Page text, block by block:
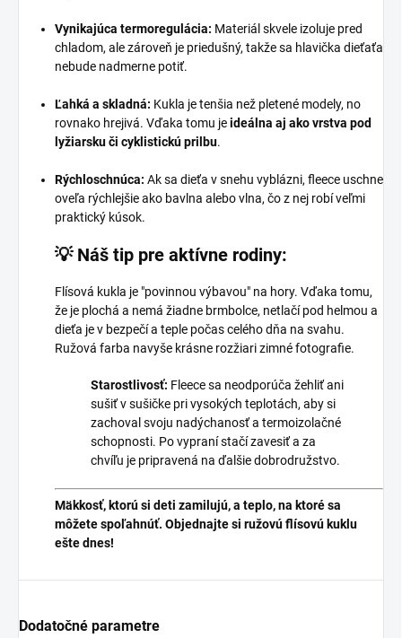
Vynikajúca termoregulácia: Materiál skvele izoluje pred
chladom, ale zároveň je priedušný, takže sa hlavička dieťaťa
nebude nadmerne potiť.
Ľahká a skladná: Kukla je tenšia než pletené modely, no
rovnako hrejivá. Vďaka tomu jeideálna aj ako vrstva pod
lyžiarsku či cyklistickú prilbu.
Rýchloschnúca: Ak sa dieťa v snehu vyblázni, fleece uschne
oveľa rýchlejšie ako bavlna alebo vlna, čo z nej robí veľmi
praktický kúsok.
💡 Náš tip pre aktívne rodiny:
Flísová kukla je "povinnou výbavou" na hory. Vďaka tomu,
že je plochá a nemá žiadne brmbolce, netlačí pod helmou a
dieťa je v bezpečí a teple počas celého dňa na svahu.
Ružová farba navyše krásne rozžiari zimné fotografie.
Starostlivosť: Fleece sa neodporúča žehliť ani
sušiť v sušičke pri vysokých teplotách, aby si
zachoval svoju nadýchanosť a termoizolačné
schopnosti. Po vypraní stačí zavesiť a za
chvíľu je pripravená na ďalšie dobrodružstvo.
Mäkkosť, ktorú si deti zamilujú, a teplo, na ktoré sa
môžete spoľahnúť. Objednajte si ružovú flísovú kuklu
ešte dnes!
Dodatočné parametre